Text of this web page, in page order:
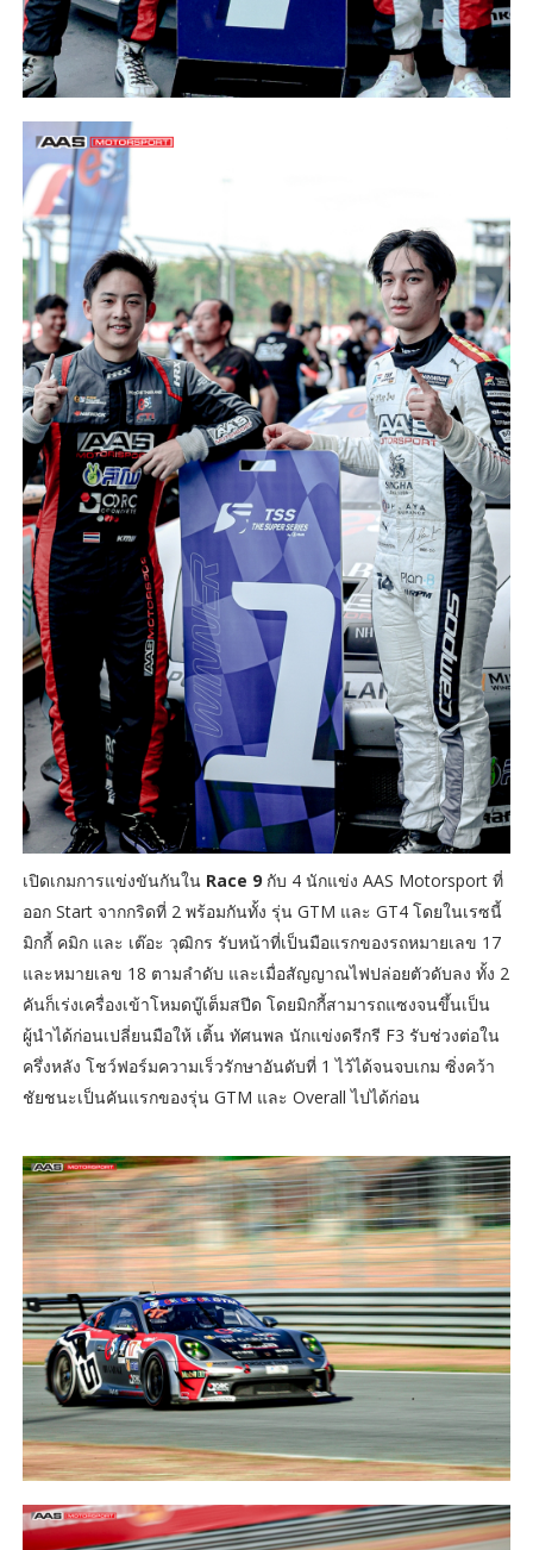
เปิดเกมการแข่งขันกันใน Race 9 กับ 4 นักแข่ง AAS Motorsport ที่
ออก Start จากกริดที่ 2 พร้อมกันทั้ง รุ่น GTM และ GT4 โดยในเรซนี้
มิกกี้ คมิก และ เต๊อะ วุฒิกร รับหน้าที่เป็นมือแรกของรถหมายเลข 17
และหมายเลข 18 ตามลำดับ และเมื่อสัญญาณไฟปล่อยตัวดับลง ทั้ง 2
คันก็เร่งเครื่องเข้าโหมดบู๊เต็มสปีด โดยมิกกี้สามารถแซงจนขึ้นเป็น
ผู้นำได้ก่อนเปลี่ยนมือให้ เติ้น ทัศนพล นักแข่งดรีกรี F3 รับช่วงต่อใน
ครึ่งหลัง โชว์ฟอร์มความเร็วรักษาอันดับที่ 1 ไว้ได้จนจบเกม ซิ่งคว้า
ชัยชนะเป็นคันแรกของรุ่น GTM และ Overall ไปได้ก่อน